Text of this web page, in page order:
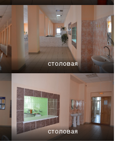
столовая
столовая